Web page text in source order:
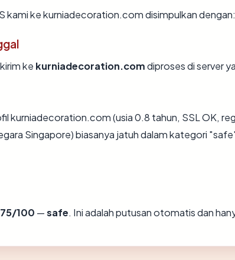
kami ke kurniadecoration.com disimpulkan
ke kurniadecoration.comdiproses di server
kurniadecoration.com (usia 0.8 tahun, SSL OK,
Singapore) biasanya jatuh dalam kategori
75/100 —safe. Ini adalah putusan otomatis dan